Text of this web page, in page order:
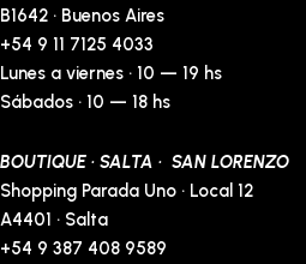
B1642 · Buenos Aires
+54 9 11 7125 4033
Lunes a viernes · 10 — 19 hs
Sábados · 10 — 18 hs
BOUTIQUE · SALTA · SAN LORENZO
Shopping Parada Uno · Local 12
A4401 · Salta
+54 9 387 408 9589